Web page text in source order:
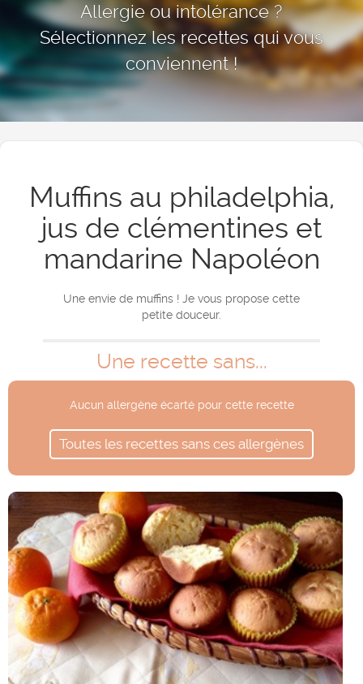
Allergie ou intolérance ?
Sélectionnez les recettes qui vous
conviennent !
Muffins au philadelphia,
jus de clémentines et
mandarine Napoléon
Une envie de muffins ! Je vous propose cette
petite douceur.
Une recette sans...
Aucun allergène écarté pour cette recette
Toutes les recettes sans ces allergènes